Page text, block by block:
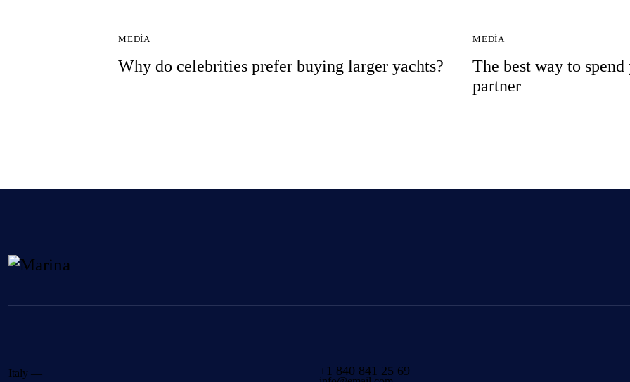
MEDIA
Why do celebrities prefer buying larger yachts?
MEDIA
The best way to
partner
Italy — +1 840 841 25 69